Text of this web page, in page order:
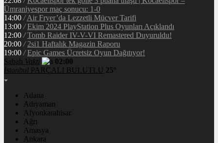
Ümraniyespor maç sonucu: 1-0
14:00 / Air Fryer’da Lezzetli Mücver Tarifi
13:00 / Ekim 2024 PlayStation Plus Oyunları Açıklandı
12:00 / Tomb Raider IV-V-VI Remastered Duyuruldu!
20:00 / 2si1 Haftalık Magazin Raporu
19:00 / Epic Games Ücretsiz Oyun Dağıtıyor!
Sabah Vakti
02:00
İstanbul PARÇALI BULUTLU 25°
Adana
Adıyaman
Afyonkarahisar
Ağrı
Amasya
Ankara